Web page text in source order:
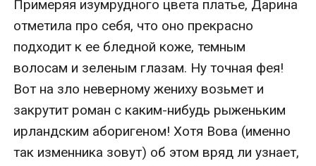
Примеряя изумрудного цвета платье, Дарина
отметила про себя, что оно прекрасно
подходит к ее бледной коже, темным
волосам и зеленым глазам. Ну точная фея!
Вот на зло неверному жениху возьмет и
закрутит роман с каким-нибудь рыженьким
ирландским аборигеном! Хотя Вова (именно
так изменника зовут) об этом вряд ли узнает,